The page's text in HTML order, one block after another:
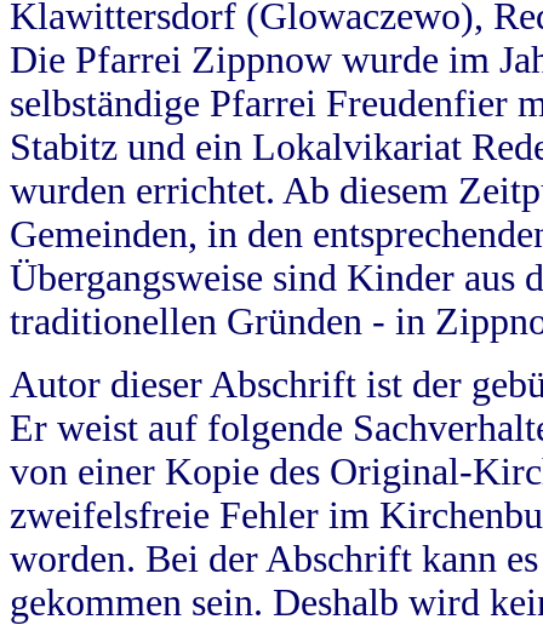
Klawittersdorf (Glowaczewo),
Die Pfarrei Zippnow wurde im
selbständige Pfarrei Freudenfier
Stabitz und ein Lokalvikariat
wurden errichtet. Ab diesem
Gemeinden, in den
Übergangsweise sind Kinder aus
traditionellen Gründen - in
Autor dieser Abschrift ist der
Er weist auf folgende
von einer Kopie des Original-
zweifelsfreie Fehler im
worden. Bei der Abschrift kann
gekommen sein. Deshalb wird